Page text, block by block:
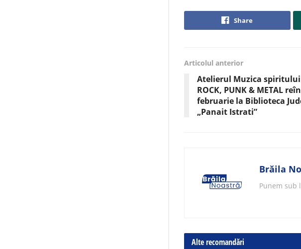
Share
Articolul anterior
Atelierul Muzica
ROCK, PUNK & METAL
februarie la Biblioteca
„Panait Istrati”
Brăila
Punem sub
Alte recomandări